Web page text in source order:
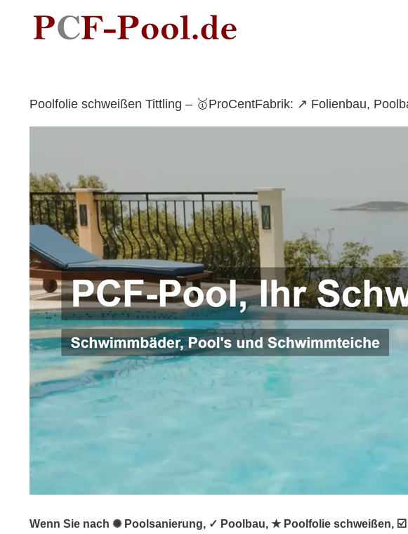
content
Poolfolie schweißen Tittling – 🥇ProCentFabrik: ↗️ Folienbau,
Wenn Sie nach ✺ Poolsanierung, ✓ Poolbau, ★ Poolfolie schweißen,